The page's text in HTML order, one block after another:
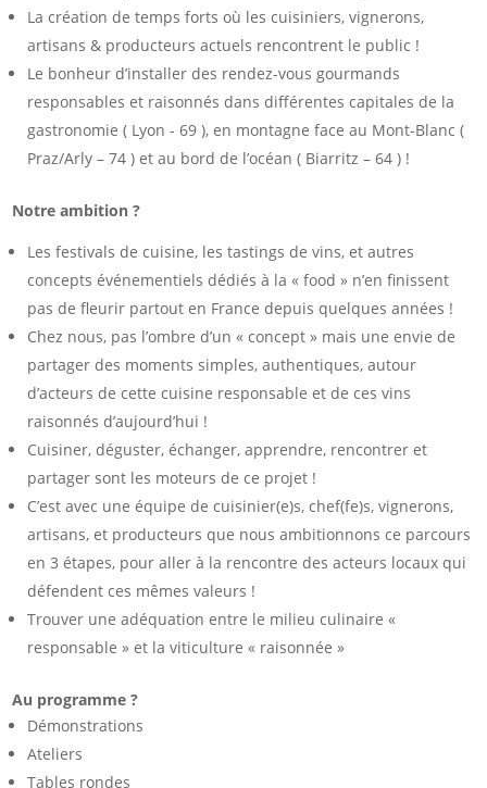
La création de temps forts où les cuisiniers, vignerons,
artisans & producteurs actuels rencontrent le public !
Le bonheur d’installer des rendez-vous gourmands
responsables et raisonnés dans différentes capitales de la
gastronomie ( Lyon - 69 ), en montagne face au Mont-Blanc (
Praz/Arly – 74 ) et au bord de l’océan ( Biarritz – 64 ) !
Notre ambition ?
Les festivals de cuisine, les tastings de vins, et autres
concepts événementiels dédiés à la « food » n’en finissent
pas de fleurir partout en France depuis quelques années !
Chez nous, pas l’ombre d’un « concept » mais une envie de
partager des moments simples, authentiques, autour
d’acteurs de cette cuisine responsable et de ces vins
raisonnés d’aujourd’hui !
Cuisiner, déguster, échanger, apprendre, rencontrer et
partager sont les moteurs de ce projet !
C’est avec une équipe de cuisinier(e)s, chef(fe)s, vignerons,
artisans, et producteurs que nous ambitionnons ce parcours
en 3 étapes, pour aller à la rencontre des acteurs locaux qui
défendent ces mêmes valeurs !
Trouver une adéquation entre le milieu culinaire «
responsable » et la viticulture « raisonnée »
Au programme ?
Démonstrations
Ateliers
Tables rondes